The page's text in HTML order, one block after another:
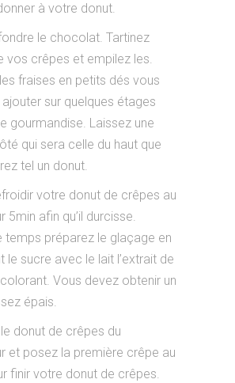
à votre donut.
le chocolat. Tartinez
vos crêpes et empilez les.
fraises en petits dés vous
sur quelques étages
gourmandise. Laissez une
qui sera celle du haut que
tel un donut.
votre donut de crêpes au
5min afin qu’il durcisse.
temps préparez le glaçage en
le sucre avec le lait l’extrait de
Vous devez obtenir un
épais.
donut de crêpes du
et posez la première crêpe au
finir votre donut de crêpes.